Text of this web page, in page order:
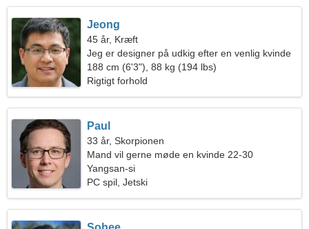
Jeong
45 år, Kræft
Jeg er designer på udkig efter en venlig kvinde
188 cm (6'3"), 88 kg (194 lbs)
Rigtigt forhold
Paul
33 år, Skorpionen
Mand vil gerne møde en kvinde 22-30
Yangsan-si
PC spil, Jetski